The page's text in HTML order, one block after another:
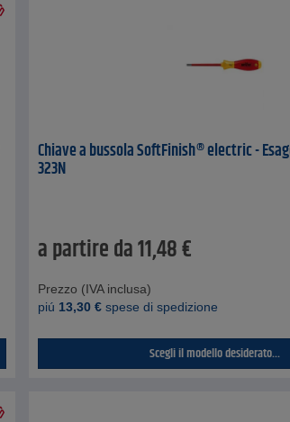
Chiave a bussola SoftFinish® electric -
323N
a partire da11,48€
Prezzo (IVA inclusa)
piú 13,30 € spese di spedizione
Scegli il modello desiderato...